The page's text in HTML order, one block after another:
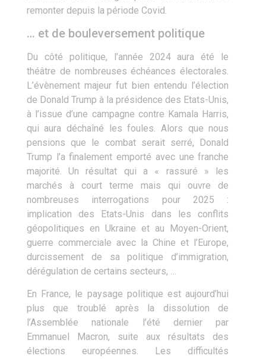
remonter depuis la période Covid.
… et de bouleversement politique
Du côté politique, l’année 2024 aura été le
théâtre de nombreuses échéances électorales.
L’évènement majeur fut bien entendu l’élection
de Donald Trump à la présidence des Etats-Unis,
à l’issue d’une campagne contre Kamala Harris,
qui aura déchaîné les foules. Alors que nous
pensions que le combat serait serré, Donald
Trump l’a finalement emporté avec une franche
majorité. Un résultat qui a « rassuré » les
marchés à court terme mais qui ouvre de
nombreuses interrogations pour 2025 :
implication des Etats-Unis dans les conflits
géopolitiques en Ukraine et au Moyen-Orient,
guerre commerciale avec la Chine et l’Europe,
durcissement de sa politique d’immigration,
dérégulation de certains secteurs, …
En France, le paysage politique est aujourd’hui
plus que troublé après la dissolution de
l’Assemblée nationale l’été dernier par
Emmanuel Macron, suite aux résultats des
élections européennes. Les difficultés